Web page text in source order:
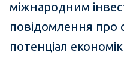
міжнародним
повідомлення про
потенціал